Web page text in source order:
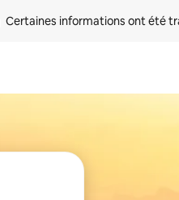
Certaines informations ont été